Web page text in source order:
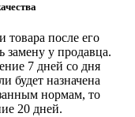
товара после его
замену у продавца.
7 дней со дня
будет назначена
нормам, то
20 дней.